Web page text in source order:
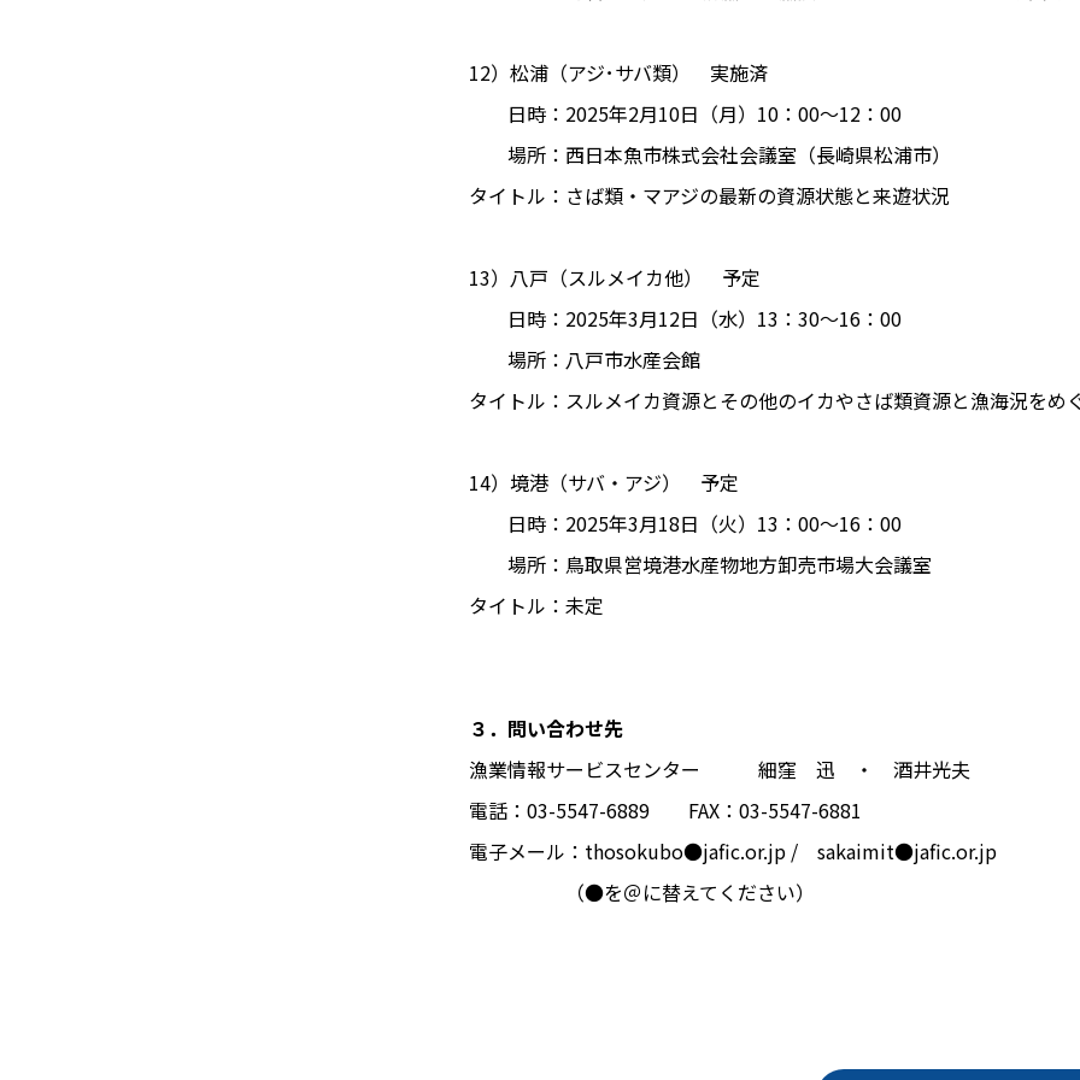
12）松浦（アジ･サバ類） 実施済
日時：2025年2月10日（月）10：00～12：00
場所：西日本魚市株式会社会議室（長崎県松浦市）
タイトル：さば類・マアジの最新の資源状態と来遊状況
13）八戸（スルメイカ他） 予定
日時：2025年3月12日（水）13：30～16：00
場所：八戸市水産会館
タイトル：スルメイカ資源とその他のイカやさば類資源と漁海況をめ
14）境港（サバ・アジ） 予定
日時：2025年3月18日（火）13：00～16：00
場所：鳥取県営境港水産物地方卸売市場大会議室
タイトル：未定
３．問い合わせ先
漁業情報サービスセンター 細窪 迅 ・ 酒井光夫
電話：03-5547-6889 FAX：03-5547-6881
電子メール：thosokubo●jafic.or.jp / sakaimit●jafic.or.jp
（●を＠に替えてください）